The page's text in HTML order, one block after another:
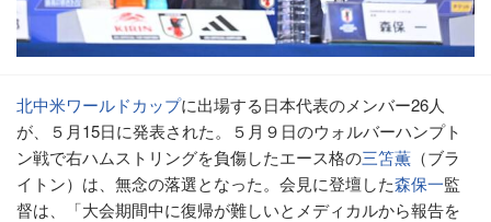
北中米ワールドカップに出場する日本代表のメンバー26人
が、５月15日に発表された。５月９日のウォルバーハンプト
ン戦で右ハムストリングを負傷したエース格の三笘薫 （ブラ
イトン）は、無念の落選となった。会見に登壇した森保一監
督は、「大会期間中に復帰が難しいとメディカルから報告を